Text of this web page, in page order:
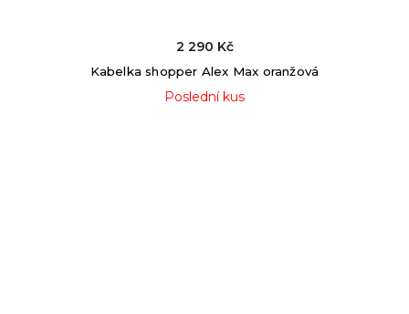
Kabelka shopper Alex Max oranžová
Poslední kus
2 290 Kč